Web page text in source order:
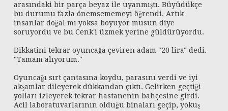
arasındaki bir parça beyaz ile uyanmıştı. Büyüdükçe
bu durumu fazla önemsememeyi öğrendi. Artık
insanlar doğal mı yoksa boyuyor musun diye
soruyordu ve bu Cenk'i üzmek yerine güldürüyordu.
Dikkatini tekrar oyuncağa çeviren adam "20 lira" dedi.
"Tamam alıyorum."
Oyuncağı sırt çantasına koydu, parasını verdi ve iyi
akşamlar dileyerek dükkandan çıktı. Gelirken geçtiği
yolları izleyerek tekrar hastanenin bahçesine girdi.
Acil laboratuvarlarının olduğu binaları geçip, yokuş